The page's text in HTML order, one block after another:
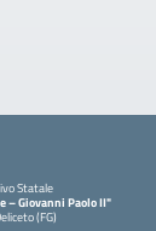
Statale
– Giovanni Paolo II"
(FG)